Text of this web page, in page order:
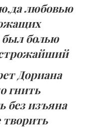
любовью
был болью
Дориана
гнить
без изъяна
творить